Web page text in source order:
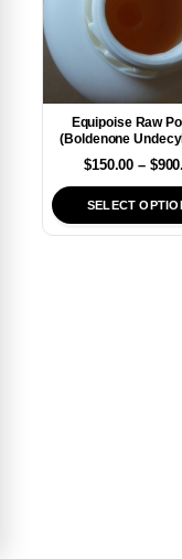
Equipoise Raw
(Boldenone
$150.00 – $
SELECT